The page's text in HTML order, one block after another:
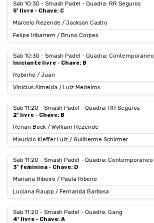
Sab 10:30 - Smash Padel - Quadra: RR Seguros
5ª livre - Chave: C
Marcelo Rezende / Jackson Castro
Felipe Iribarrem / Bruno Corpes
Sab 10:30 - Smash Padel - Quadra: Contemporâneo
Iniciante livre - Chave: B
Robinho / Juan
Vinícius Almeida / Luiz Medeiros
Sab 11:20 - Smash Padel - Quadra: RR Seguros
2ª livre - Chave: B
Renan Bock / Wylliam Rezende
Maurício Kieffer Luiz / Guilherme Schirmer
Sab 11:20 - Smash Padel - Quadra: Contemporaneo
3ª feminina - Chave: D
Mariana Ribeiro / Paula Ribeiro
Luciana Raupp / Fernanda Barbosa
Sab 11:20 - Smash Padel - Quadra: Gang
4ª livre - Chave: A